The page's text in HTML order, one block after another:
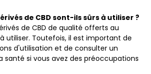
de CBD sont-ils sûrs à utiliser ?
de CBD de qualité offerts au
utiliser. Toutefois, il est important de
d'utilisation et de consulter un
santé si vous avez des préoccupations